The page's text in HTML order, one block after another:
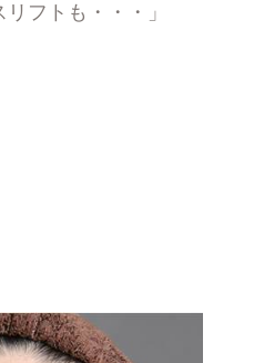
フトも・・・」